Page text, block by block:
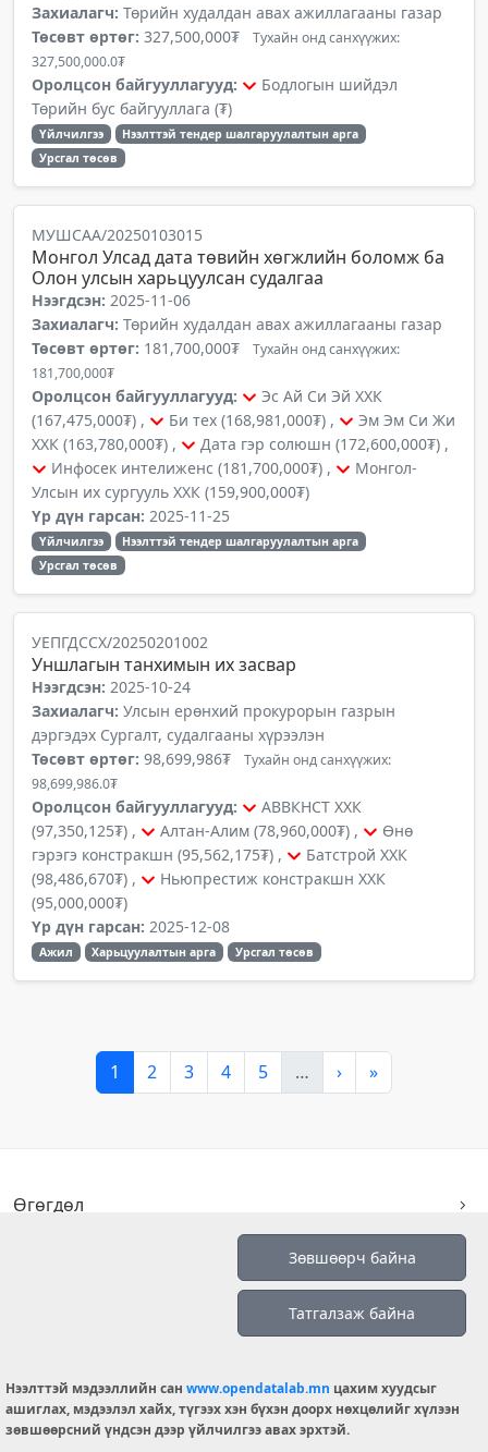
Захиалагч: Төрийн худалдан авах ажиллагааны газар
Төсөвт өртөг: 327,500,000₮ Тухайн онд санхүүжих:
327,500,000.0₮
Оролцсон байгууллагууд:
Бодлогын шийдэл
Төрийн бус байгууллага (₮)
Үйлчилгээ
Нээлттэй тендер шалгаруулалтын арга
Урсгал төсөв
МУШСАА/20250103015
Монгол Улсад дата төвийн хөгжлийн боломж ба
Олон улсын харьцуулсан судалгаа
Нээгдсэн: 2025-11-06
Захиалагч: Төрийн худалдан авах ажиллагааны газар
Төсөвт өртөг: 181,700,000₮ Тухайн онд санхүүжих:
181,700,000₮
Оролцсон байгууллагууд:
Эс Ай Си Эй ХХК
(167,475,000₮) ,
Би тех (168,981,000₮) ,
Эм Эм Си Жи
ХХК (163,780,000₮) ,
Дата гэр солюшн (172,600,000₮) ,
Инфосек интелиженс (181,700,000₮) ,
Монгол-
Улсын их сургууль ХХК (159,900,000₮)
Үр дүн гарсан: 2025-11-25
Үйлчилгээ
Нээлттэй тендер шалгаруулалтын арга
Урсгал төсөв
УЕПГДССХ/20250201002
Уншлагын танхимын их засвар
Нээгдсэн: 2025-10-24
Захиалагч: Улсын ерөнхий прокурорын газрын
дэргэдэх Сургалт, судалгааны хүрээлэн
Төсөвт өртөг: 98,699,986₮ Тухайн онд санхүүжих:
98,699,986.0₮
Оролцсон байгууллагууд:
АВВКНСТ ХХК
(97,350,125₮) ,
Алтан-Алим (78,960,000₮) ,
Өнө
гэрэгэ констракшн (95,562,175₮) ,
Батстрой ХХК
(98,486,670₮) ,
Ньюпрестиж констракшн ХХК
(95,000,000₮)
Үр дүн гарсан: 2025-12-08
Ажил Харьцуулалтын арга Урсгал төсөв
1 2 3 4 5 … › »
Өгөгдөл
Хуулийн этгээдийн улсын бүртгэл
Орон нутгийн хөгжлийн сан
Шилэн данс
Зөвшөөрч байна
Татгалзаж байна
Нээлттэй мэдээллийн сан www.opendatalab.mn цахим хуудсыг
ашиглах, мэдээлэл хайх, түгээх хэн бүхэн доорх нөхцөлийг хүлээн
зөвшөөрсний үндсэн дээр үйлчилгээ авах эрхтэй.